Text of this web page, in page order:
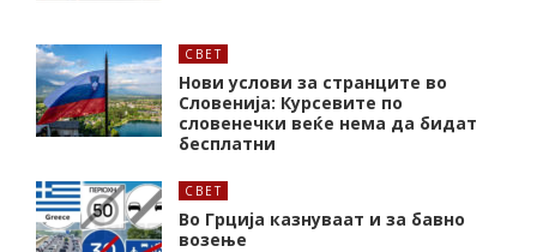
СВЕТ
Нови услови за странците во
Словенија: Курсевите по
словенечки веќе нема да бидат
бесплатни
СВЕТ
Во Грција казнуваат и за бавно
возење